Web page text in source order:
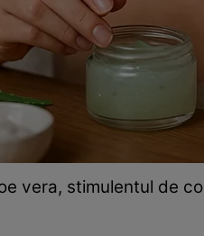
vera, stimulentul de